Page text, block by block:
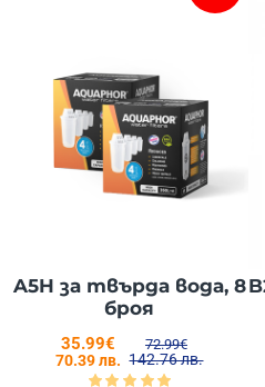
A5H за твърда вода, 8
броя
35.99€
70.39 лв.
72.99€
142.76 лв.